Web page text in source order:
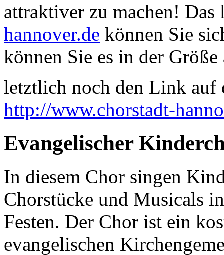
attraktiver zu machen! Das
hannover.de können Sie
können Sie es in der
letztlich noch den Link auf
http://www.chorstadt-
Evangelischer
In diesem Chor singen
Chorstücke und Musicals
Festen. Der Chor ist ein
evangelischen